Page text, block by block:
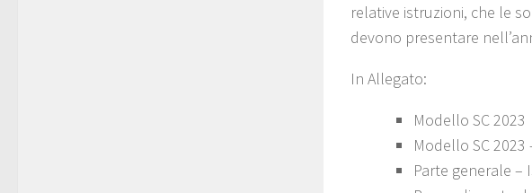
relative istruzioni, che le
devono presentare
In Allegato:
Modello SC 2023
Modello SC
Parte generale –